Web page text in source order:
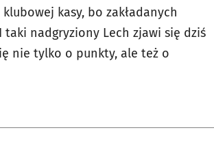
kasy, bo zakładanych
taki nadgryziony Lech zjawi się dziś
nie tylko o punkty, ale też o